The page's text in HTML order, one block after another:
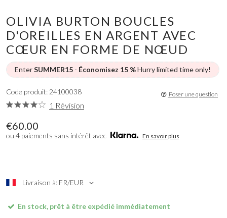
OLIVIA BURTON BOUCLES
D'OREILLES EN ARGENT AVEC
CŒUR EN FORME DE NŒUD
EnterSUMMER15 - Économisez 15 %Hurry limited time only!
€60.00
ou 4 paiements sans intérêt avec En savoir plus
Livraison à: FR/EUR
Code produit: 24100038
1 Révision
Poser une question
En stock, prêt à être expédié immédiatement